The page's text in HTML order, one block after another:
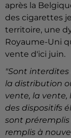
après la
des cigarettes
territoire, une
Royaume-Uni
vente d'ici juin.
"Sont
la distribution
vente, la
des dispositifs
sont
remplis à